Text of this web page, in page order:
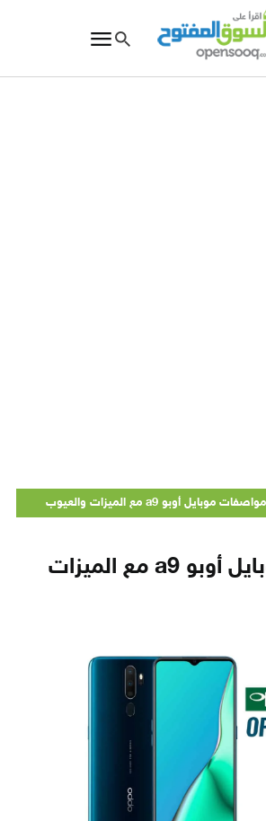
مواصفات موبايل أوبو a9 مع الميزات والعيوب
مواصفات موبايل أوبو a9 مع الميزات